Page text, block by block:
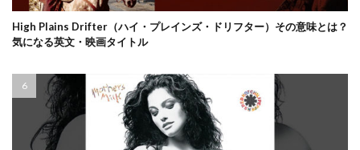
High Plains Drifter（ハイ・プレインズ・ドリフター）その意味とは？
気になる英文・映画タイトル